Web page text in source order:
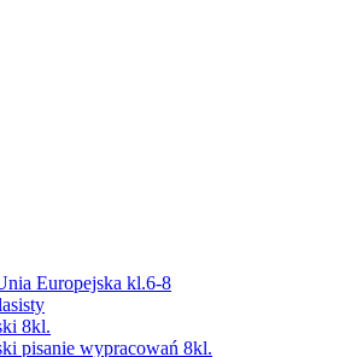
Europejska kl.6-8
8kl.
pisanie wypracowań 8kl.